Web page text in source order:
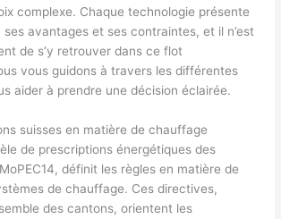
complexe. Chaque technologie présente
avantages et ses contraintes, et il n’est
de s’y retrouver dans ce flot
vous guidons à travers les différentes
aider à prendre une décision éclairée.
suisses en matière de chauffage
de prescriptions énergétiques des
définit les règles en matière de
de chauffage. Ces directives,
des cantons, orientent les